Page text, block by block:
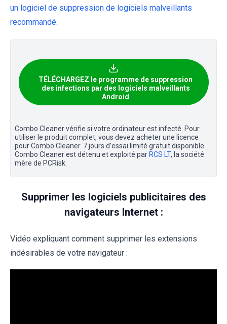
un logiciel de suppression de logiciels malveillants
recommandé.
TÉLÉCHARGEZ le programme de suppression
des infections par des logiciels malveillants
Android
Combo Cleaner vérifie si votre ordinateur est infecté. Pour
utiliser le produit complet, vous devez acheter une licence
pour Combo Cleaner. 7 jours d’essai limité gratuit disponible.
Combo Cleaner est détenu et exploité par RCS LT, la société
mère de PCRisk.
Supprimer les logiciels publicitaires des
navigateurs Internet :
Vidéo expliquant comment supprimer les extensions
indésirables de votre navigateur :